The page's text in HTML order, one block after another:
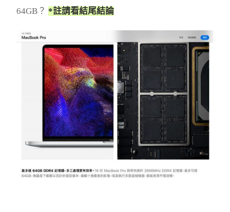
64GB？ *註請看結尾結論